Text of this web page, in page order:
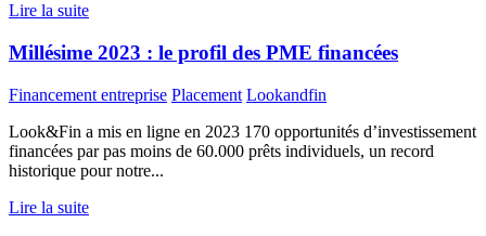
Lire la suite
Millésime 2023 : le profil des PME financées
Financement entreprise Placement Lookandfin
Look&Fin a mis en ligne en 2023 170 opportunités d’investissement
financées par pas moins de 60.000 prêts individuels, un record
historique pour notre...
Lire la suite